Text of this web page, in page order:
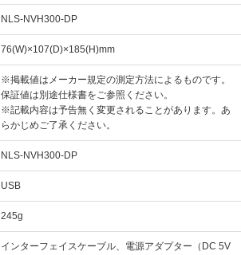
NLS-NVH300-DP
76(W)×107(D)×185(H)mm
※掲載値はメーカー規定の測定方法によるものです。
保証値は別途仕様書をご参照ください。
※記載内容は予告無く変更されることがあります。あ
らかじめご了承ください。
NLS-NVH300-DP
USB
245g
インターフェイスケーブル、電源アダプター（DC 5V